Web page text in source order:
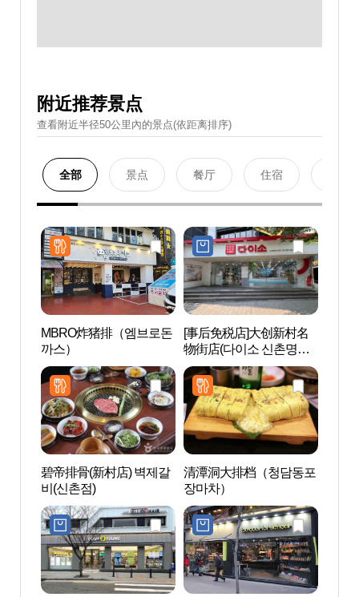
附近推荐景点
查看附近半径50公里內的景点(依距离排序)
全部 景点 餐厅 住宿
MBRO炸猪排（엠브로돈
까스）
[事后免税店]大创新村名
物街店(다이소 신촌명물
거리점)
碧帝排骨(新村店) 벽제갈
비(신촌점)
清潭洞大排档（청담동포
장마차）